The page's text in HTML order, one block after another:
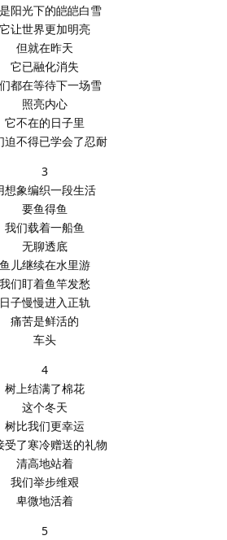
阳光下的皑皑白雪
它让世界更加明亮
但就在昨天
它已融化消失
都在等待下一场雪
照亮内心
它不在的日子里
迫不得已学会了忍耐
3
想象编织一段生活
要鱼得鱼
我们载着一船鱼
无聊透底
鱼儿继续在水里游
我们盯着鱼竿发愁
日子慢慢进入正轨
痛苦是鲜活的
车头
4
树上结满了棉花
这个冬天
树比我们更幸运
受了寒冷赠送的礼物
清高地站着
我们举步维艰
卑微地活着
5